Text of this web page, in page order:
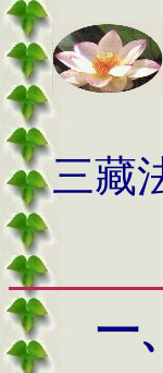
三藏
一